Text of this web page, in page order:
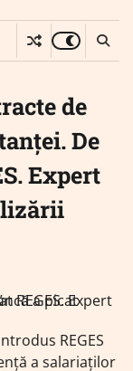
de
De
Expert
REGES
a salariaților